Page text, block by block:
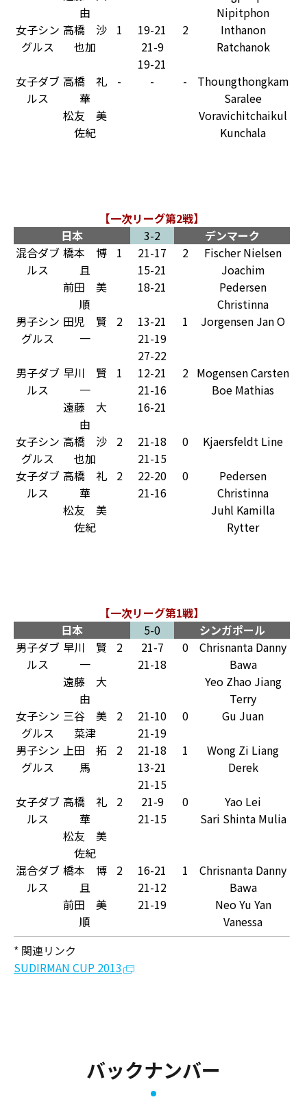
由
Nipitphon
女子シン
グルス
高橋 沙
也加
1
19-21
21-9
19-21
2
Inthanon
Ratchanok
女子ダブ
ルス
高橋 礼
華
松友 美
佐紀
- - -
Thoungthongkam
Saralee
Voravichitchaikul
Kunchala
【一次リーグ第2戦】
日本
3-2
デンマーク
混合ダブ
ルス
橋本 博
且
前田 美
順
1
21-17
15-21
18-21
2
Fischer Nielsen
Joachim
Pedersen
Christinna
男子シン
グルス
田児 賢
一
2
13-21
21-19
27-22
1 Jorgensen Jan O
男子ダブ
ルス
早川 賢
一
遠藤 大
由
1
12-21
21-16
16-21
2 Mogensen Carsten
Boe Mathias
女子シン
グルス
高橋 沙
也加
2
21-18
21-15
0 Kjaersfeldt Line
女子ダブ
ルス
高橋 礼
華
松友 美
佐紀
2
22-20
21-16
0
Pedersen
Christinna
Juhl Kamilla
Rytter
【一次リーグ第1戦】
日本
5-0
シンガポール
男子ダブ
ルス
早川 賢
一
遠藤 大
由
2
21-7
21-18
0
Chrisnanta Danny
Bawa
Yeo Zhao Jiang
Terry
女子シン
グルス
三谷 美
菜津
2
21-10
21-19
0 Gu Juan
男子シン
グルス
上田 拓
馬
2
21-18
13-21
21-15
1
Wong Zi Liang
Derek
女子ダブ
ルス
高橋 礼
華
松友 美
佐紀
2
21-9
21-15
0
Yao Lei
Sari Shinta Mulia
混合ダブ
ルス
橋本 博
且
前田 美
順
2
16-21
21-12
21-19
1
Chrisnanta Danny
Bawa
Neo Yu Yan
Vanessa
* 関連リンク
SUDIRMAN CUP 2013
バックナンバー